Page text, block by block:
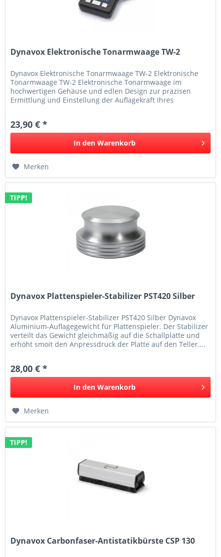
Dynavox Elektronische Tonarmwaage TW-2
Dynavox Elektronische Tonarmwaage TW-2 Elektronische
Tonarmwaage TW-2 Elektronische Tonarmwaage im
hochwertigen Gehäuse und edlen Design zur präzisen
Ermittlung und Einstellung der Auflagekraft Ihres
23,90 € *
In den Warenkorb
Merken
TIPP!
Dynavox Plattenspieler-Stabilizer PST420 Silber
Dynavox Plattenspieler-Stabilizer PST420 Silber Dynavox
Aluminium-Auflagegewicht für Plattenspieler. Der Stabilizer
verteilt das Gewicht gleichmäßig auf die Schallplatte und
erhöht smoit den Anpressdruck der Platte auf den Teller....
28,00 € *
In den Warenkorb
Merken
TIPP!
Dynavox Carbonfaser-Antistatikbürste CSP 130